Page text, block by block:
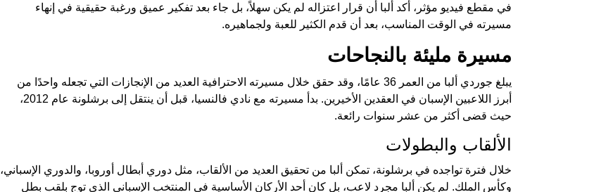
في مقطع فيديو مؤثر، أكد ألبا أن قرار اعتزاله لم يكن سهلاً، بل جاء بعد تفكير عميق ورغبة حقيقية في إنهاء
مسيرته في الوقت المناسب، بعد أن قدم الكثير للعبة ولجماهيره.
مسيرة مليئة بالنجاحات
يبلغ جوردي ألبا من العمر 36 عامًا، وقد حقق خلال مسيرته الاحترافية العديد من الإنجازات التي تجعله واحدًا من
أبرز اللاعبين الإسبان في العقدين الأخيرين. بدأ مسيرته مع نادي فالنسيا، قبل أن ينتقل إلى برشلونة عام 2012،
حيث قضى أكثر من عشر سنوات رائعة.
الألقاب والبطولات
خلال فترة تواجده في برشلونة، تمكن ألبا من تحقيق العديد من الألقاب، مثل دوري أبطال أوروبا، والدوري الإسباني،
وكأس الملك. لم يكن ألبا مجرد لاعب، بل كان أحد الأركان الأساسية في المنتخب الإسباني الذي توج بلقب بطل